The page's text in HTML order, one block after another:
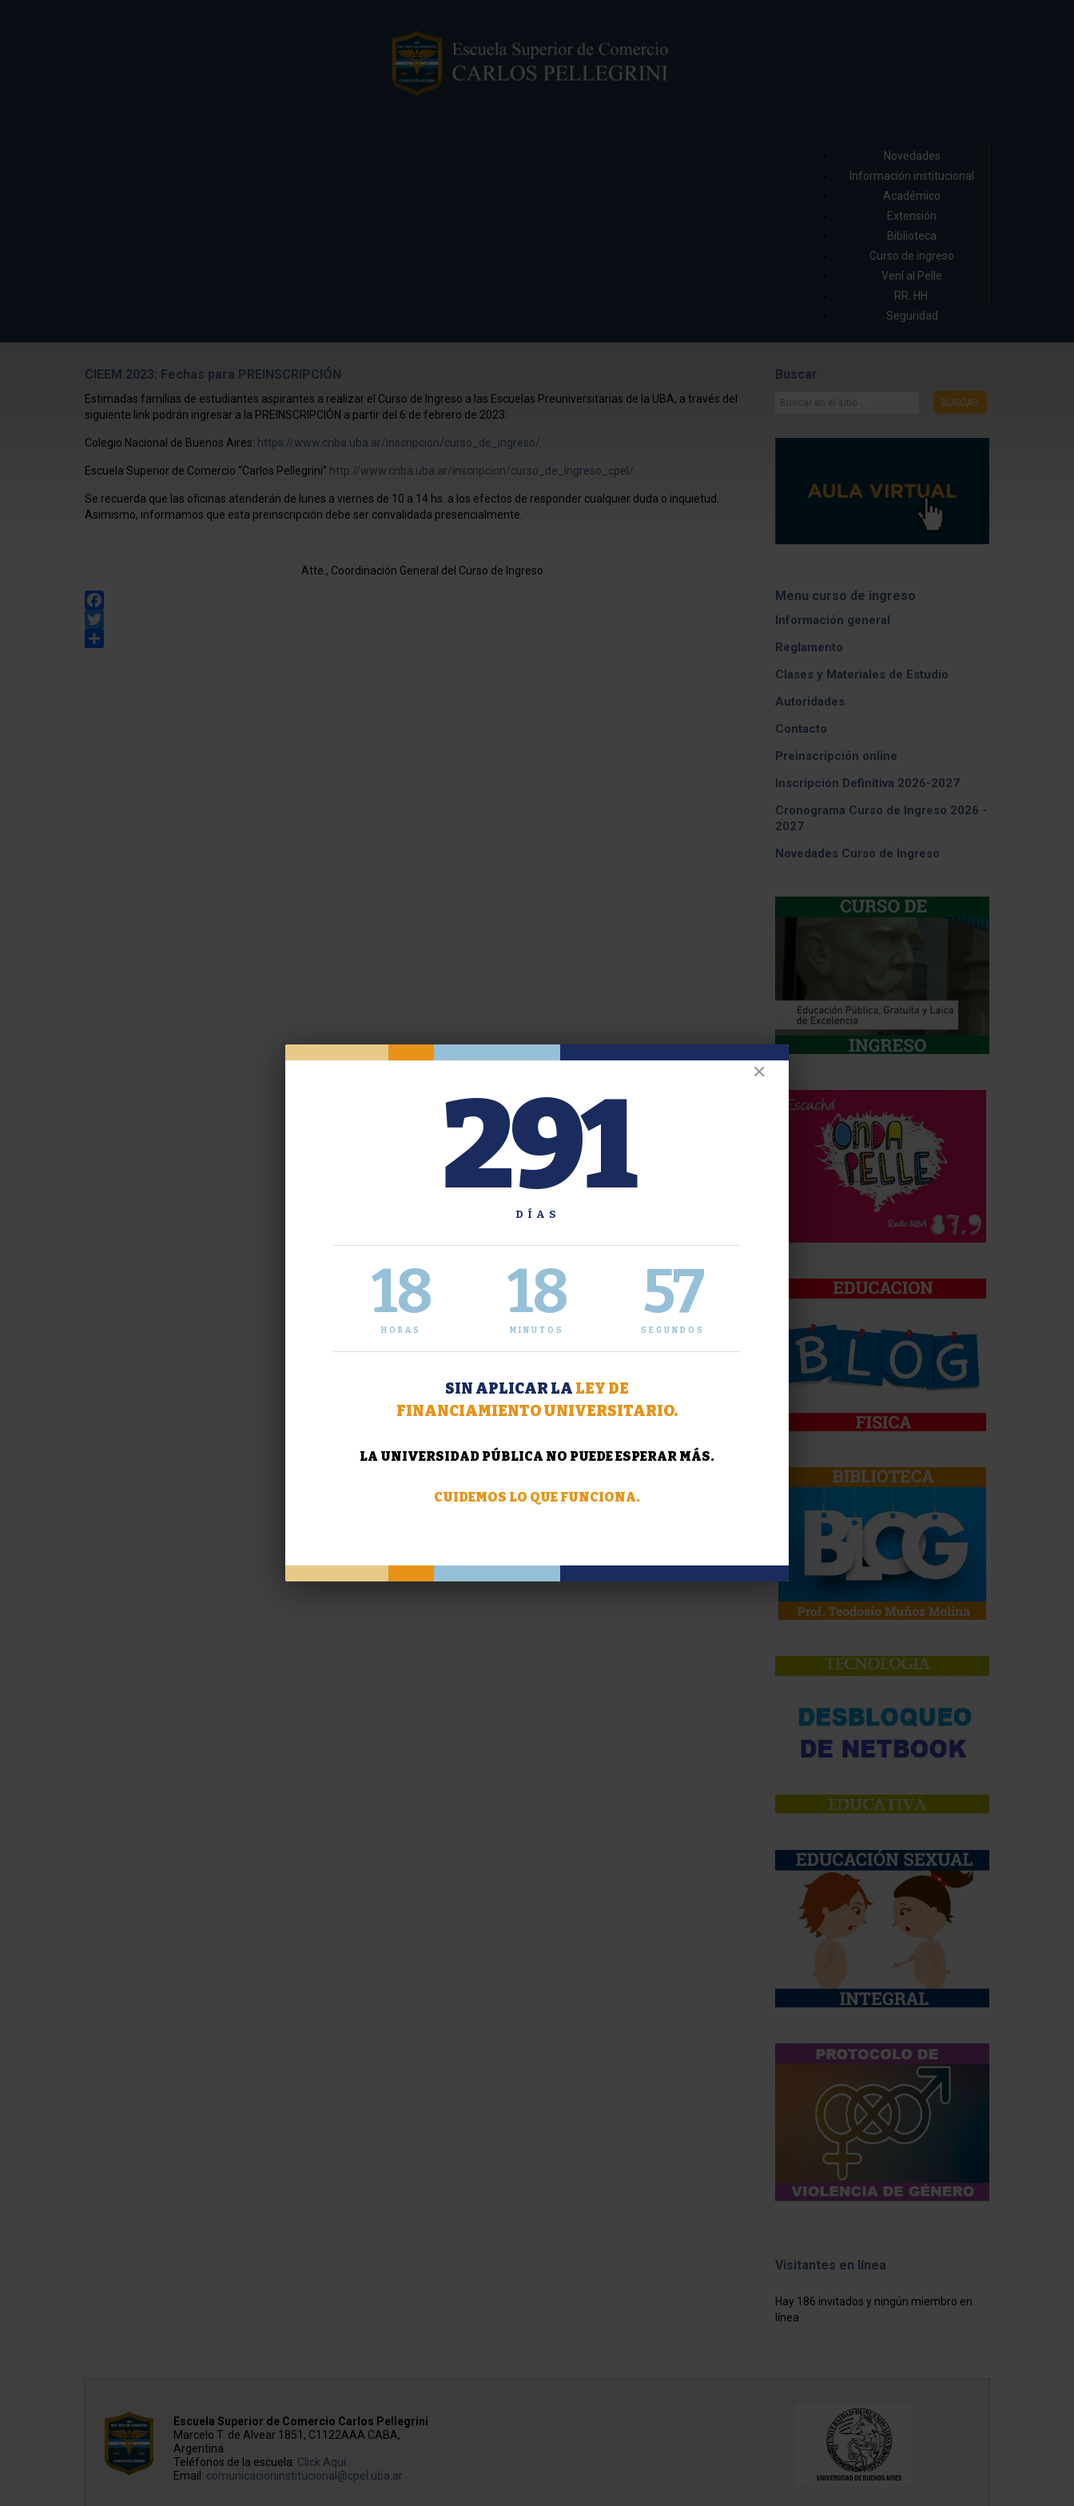
Novedades
Información institucional
Académico
Extensión
Biblioteca
Curso de ingreso
Vení al Pelle
RR. HH.
Seguridad
CIEEM 2023: Fechas para PREINSCRIPCIÓN
Estimadas familias de estudiantes aspirantes a realizar el Curso de Ingreso a las Escuelas Preuniversitarias de la UBA, a través del
siguiente link podrán ingresar a la PREINSCRIPCIÓN a partir del 6 de febrero de 2023:
Colegio Nacional de Buenos Aires: https://www.cnba.uba.ar/inscripcion/curso_de_ingreso/
Escuela Superior de Comercio “Carlos Pellegrini” http://www.cnba.uba.ar/inscripcion/curso_de_ingreso_cpel/
Se recuerda que las oficinas atenderán de lunes a viernes de 10 a 14 hs. a los efectos de responder cualquier duda o inquietud.
Asimismo, informamos que esta preinscripción debe ser convalidada presencialmente.
Atte., Coordinación General del Curso de Ingreso
Facebook
Twitter
Buscar
Buscar
BUSCAR
Menu curso de ingreso
Información general
Reglamento
Clases y Materiales de Estudio
Autoridades
Contacto
Preinscripción online
Inscripción Definitiva 2026-2027
Cronograma Curso de Ingreso 2026 -
2027
Novedades Curso de Ingreso
Visitantes en línea
Hay 186 invitados y ningún miembro en
línea
Escuela Superior de Comercio Carlos Pellegrini
Marcelo T. de Alvear 1851, C1122AAA CABA,
Argentina
Teléfonos de la escuela: Click Aqui
Email: comunicacioninstitucional@cpel.uba.ar
✕
291
DÍAS
18
HORAS
18
MINUTOS
57
SEGUNDOS
SIN APLICAR LA LEY DE
FINANCIAMIENTO UNIVERSITARIO.
LA UNIVERSIDAD PÚBLICA NO PUEDE ESPERAR MÁS.
CUIDEMOS LO QUE FUNCIONA.